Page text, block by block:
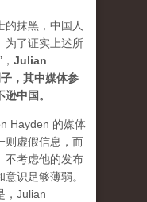
的抹黑，中国人
为了证实上述所
Julian
，其中媒体参
中国。
Hayden 的媒体
则虚假信息，而
不考虑他的发布
识足够薄弱。
，Julian